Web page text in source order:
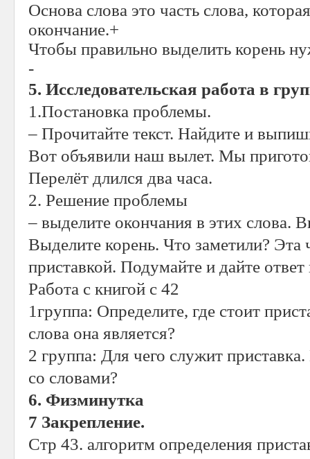
Основа слова это часть слова,
окончание.+
Чтобы правильно выделить корень
-
5. Исследовательская работа в
1.Постановка проблемы.
– Прочитайте текст. Найдите и
Вот объявили наш вылет. Мы
Перелёт длился два часа.
2. Решение проблемы
– выделите окончания в этих слова.
Выделите корень. Что заметили? Эта
приставкой. Подумайте и дайте
Работа с книгой с 42
1группа: Определите, где стоит
слова она является?
2 группа: Для чего служит
со словами?
6. Физминутка
7 Закрепление.
Стр 43. алгоритм определения